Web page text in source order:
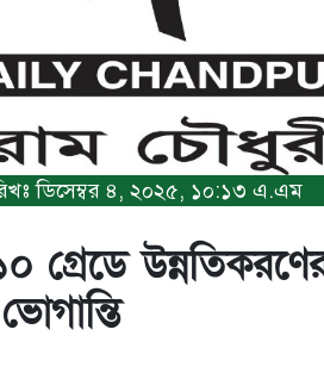
ডিসেম্বর ৪, ২০২৫, ১০:১৩ এ.এম